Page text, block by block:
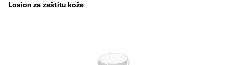
Losion za zaštitu kože